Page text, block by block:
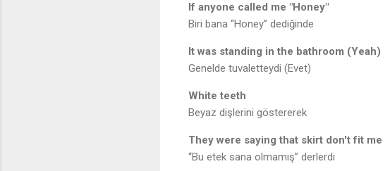
If anyone called me "Honey"
Biri bana “Honey” dediğinde
It was standing in the bathroom (Yeah)
Genelde tuvaletteydi (Evet)
White teeth
Beyaz dişlerini göstererek
They were saying that skirt don't fit me
“Bu etek sana olmamış” derlerdi